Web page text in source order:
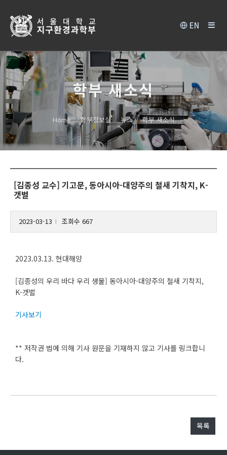
EN
학부 새소식
Home 학부정보실 뉴스 학부 새소식
[김종성 교수] 기고문, 동아시아-대양주의 철새 기착지, K-
갯벌
2023-03-13 조회수 667
2023.03.13. 현대해양
[김종성의 우리 바다 우리 생물] 동아시아-대양주의 철새 기착지,
K-갯벌
기사보기
** 저작권 법에 의해 기사 원문을 기재하지 않고 기사를 링크합니
다.
목록